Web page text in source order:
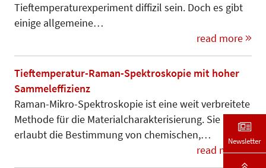
Tieftemperaturexperiment diffizil sein. Doch es gibt
einige allgemeine…
read more
Tieftemperatur-Raman-Spektroskopie mit hoher
Sammeleffizienz
Raman-Mikro-Spektroskopie ist eine weit verbreitete
Methode für die Materialcharakterisierung. Sie
erlaubt die Bestimmung von chemischen,…
read more
Newsletter